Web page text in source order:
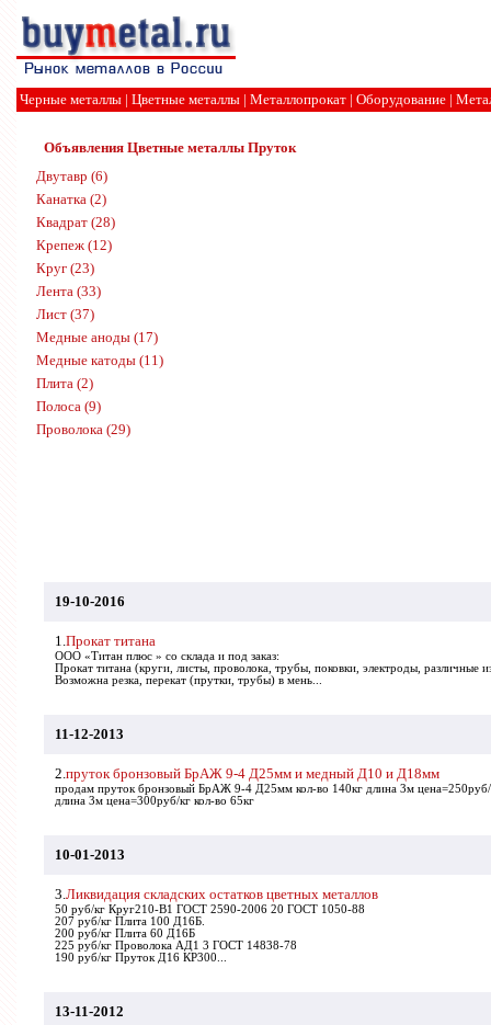
Черные металлы | Цветные металлы | Металлопрокат | Оборудование |
Объявления Цветные металлы Пруток
Двутавр (6)
Канатка (2)
Квадрат (28)
Крепеж (12)
Круг (23)
Лента (33)
Лист (37)
Медные аноды (17)
Медные катоды (11)
Плита (2)
Полоса (9)
Проволока (29)
19-10-2016
1.Прокат титана
ООО «Титан плюс » со склада и под заказ:
Прокат титана (круги, листы, проволока, трубы, поковки, электроды, различные
Возможна резка, перекат (прутки, трубы) в мень...
11-12-2013
2.пруток бронзовый БрАЖ 9-4 Д25мм и медный Д10 и Д18мм
продам пруток бронзовый БрАЖ 9-4 Д25мм кол-во 140кг длина 3м
длина 3м цена=300руб/кг кол-во 65кг
10-01-2013
3.Ликвидация складских остатков цветных металлов
50 руб/кг Круг210-В1 ГОСТ 2590-2006 20 ГОСТ 1050-88
207 руб/кг Плита 100 Д16Б.
200 руб/кг Плита 60 Д16Б
225 руб/кг Проволока АД1 3 ГОСТ 14838-78
190 руб/кг Пруток Д16 КР300...
13-11-2012